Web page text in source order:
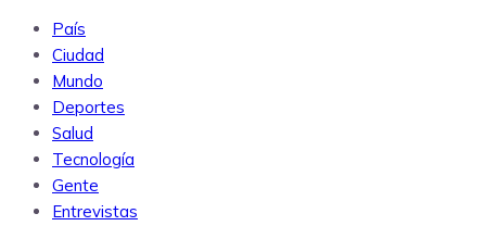
País
Ciudad
Mundo
Deportes
Salud
Tecnología
Gente
Entrevistas